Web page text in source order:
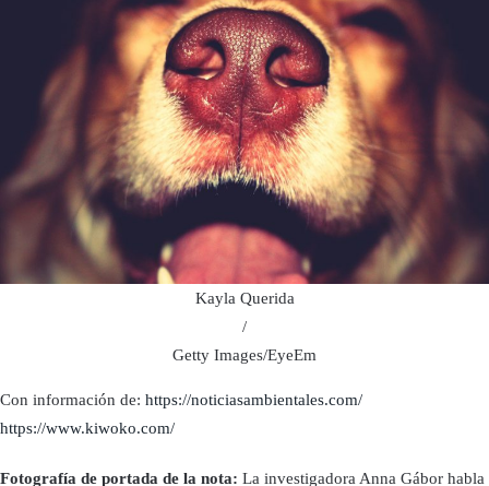
Kayla Querida
/
Getty Images/EyeEm
Con información de: https://noticiasambientales.com/
https://www.kiwoko.com/
Fotografía de portada de la nota: La investigadora Anna Gábor habla